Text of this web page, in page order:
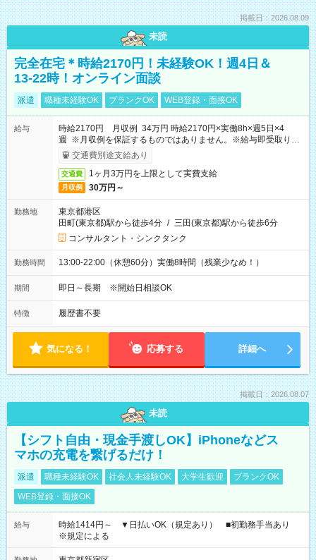
掲載日：2026.08.09
未読
完全在宅＊時給2170円！未経験OK！週4日＆
13-22時！オンライン面談
派遣 職種未経験OK ブランクOK WEB登録・面接OK
給与
時給2170円 月収例 34万円 時給2170円×実働8h×週5日×4
週 ※月収例を保証するものではありません。※給与即受取りサ
ービス利用可（利用条件有）
交通費別途支給あり
交通費 1ヶ月3万円を上限として実費支給
月収例 30万円～
勤務地
東京都港区
田町(東京都)駅から徒歩4分 / 三田(東京都)駅から徒歩6分
コンサルタント・シンクタンク
勤務時間 13:00-22:00（休憩60分）実働8時間（残業少なめ！）
期間 即日～長期 ※開始日相談OK
特徴 履歴書不要
気になる！ 応募する 詳細へ
掲載日：2026.08.07
未読
【シフト自由・現金手渡しOK】iPhoneなどス
マホの充電を繋げるだけ！
派遣 職種未経験OK 社会人未経験OK 大学生歓迎
ブランクOK
WEB登録・面接OK
給与
時給1414円～ ▼日払いOK（規定あり） ■初勤務手当あり
※規定による